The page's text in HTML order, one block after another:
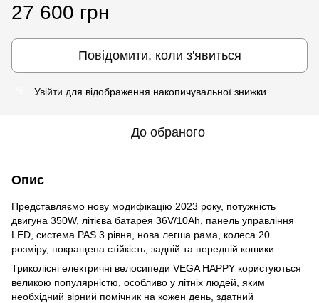
27 600 грн
Повідомити, коли з'явиться
Увійти для відображення накопичувальної знижки
До обраного
Опис
Представляємо нову модифікацію 2023 року, потужність
двигуна 350W, літієва батарея 36V/10Ah, панель управління
LED, система PAS 3 рівня, нова легша рама, колеса 20
розміру, покращена стійкість, задній та передній кошики.
Триколісні електричні велосипеди VEGA HAPPY користуються
великою популярністю, особливо у літніх людей, яким
необхідний вірний помічник на кожен день, здатний